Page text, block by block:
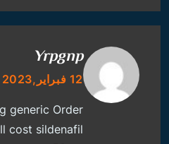
Yrpgnp
12 فبراير,2023 AT 11:42 م
generic Order
cost sildenafil